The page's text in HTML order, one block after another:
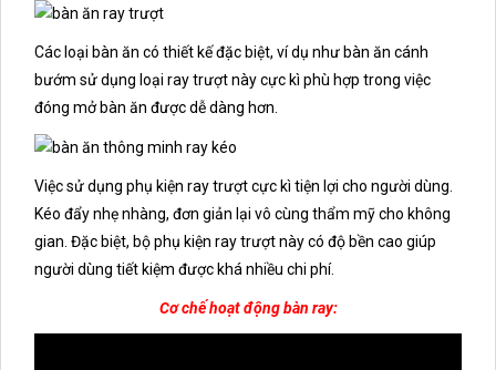
Các loại bàn ăn có thiết kế đặc biệt, ví dụ như bàn ăn cánh
bướm sử dụng loại ray trượt này cực kì phù hợp trong việc
đóng mở bàn ăn được dễ dàng hơn.
Việc sử dụng phụ kiện ray trượt cực kì tiện lợi cho người dùng.
Kéo đẩy nhẹ nhàng, đơn giản lại vô cùng thẩm mỹ cho không
gian. Đặc biệt, bộ phụ kiện ray trượt này có độ bền cao giúp
người dùng tiết kiệm được khá nhiều chi phí.
Cơ chế hoạt động bàn ray: